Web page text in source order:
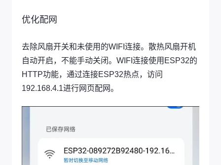
优化配网
去除风扇开关和未使用的WIFI连接。散热风扇开机
自动开启，不能手动关闭。WIFI连接使用ESP32的
HTTP功能，通过连接ESP32热点，访问
192.168.4.1进行网页配网。